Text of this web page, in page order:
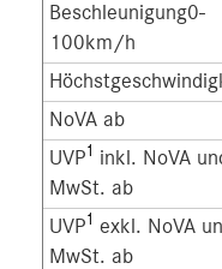
Beschleunigung0-
100km/h
NoVA ab
UVP1
inkl. NoVA
MwSt. ab
UVP1 exkl. NoVA
MwSt. ab